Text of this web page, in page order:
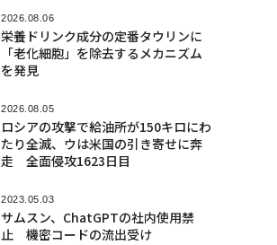
2026.08.06
栄養ドリンク成分の定番タウリンに
「老化細胞」を除去するメカニズム
を発見
2026.08.05
ロシアの攻撃で給油所が150キロにわ
たり全滅、ウは米国の引き寄せに奔
走 全面侵攻1623日目
2023.05.03
サムスン、ChatGPTの社内使用禁
止 機密コードの流出受け